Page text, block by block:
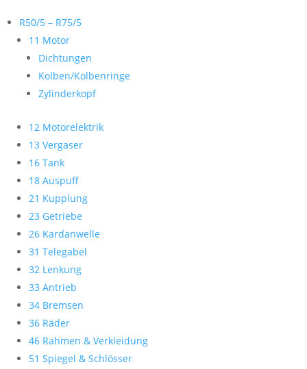
R50/5 – R75/5
11 Motor
Dichtungen
Kolben/Kolbenringe
Zylinderkopf
12 Motorelektrik
13 Vergaser
16 Tank
18 Auspuff
21 Kupplung
23 Getriebe
26 Kardanwelle
31 Telegabel
32 Lenkung
33 Antrieb
34 Bremsen
36 Räder
46 Rahmen & Verkleidung
51 Spiegel & Schlösser